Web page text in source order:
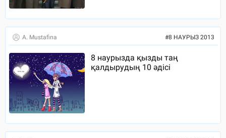
A. Mustafina #8 НАУРЫЗ 2013
8 наурызда қызды таң
қалдырудың 10 әдісі